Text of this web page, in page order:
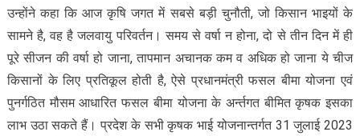
उन्होंने कहा कि आज कृषि जगत में सबसे बड़ी चुनौती, जो किसान भाइयों के
सामने है, वह है जलवायु परिवर्तन। समय से वर्षा न होना, दो से तीन दिन में ही
पूरे सीजन की वर्षा हो जाना, तापमान अचानक कम व अधिक हो जाना ये चीज
किसानों के लिए प्रतिकूल होती है, ऐसे प्रधानमंत्री फसल बीमा योजना एवं
पुनर्गठित मौसम आधारित फसल बीमा योजना के अर्न्तगत बीमित कृषक इसका
लाभ उठा सकते हैं। प्रदेश के सभी कृषक भाई योजनान्तर्गत 31 जुलाई 2023